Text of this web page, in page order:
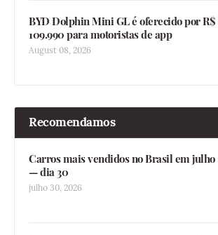
BYD Dolphin Mini GL é oferecido por R$
109.990 para motoristas de app
August 08, 2026
Recomendamos
Carros mais vendidos no Brasil em julho
— dia 30
julho 30, 2026